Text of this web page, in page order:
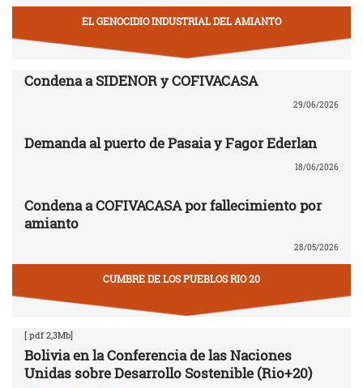
EL GENOCIDIO INDUSTRIAL DEL AMIANTO
Condena a SIDENOR y COFIVACASA
29/06/2026
Demanda al puerto de Pasaia y Fagor Ederlan
18/06/2026
Condena a COFIVACASA por fallecimiento por
amianto
28/05/2026
CUMBRE DE LOS PUEBLOS RIO 20
[.pdf 2,3Mb]
Bolivia en la Conferencia de las Naciones
Unidas sobre Desarrollo Sostenible (Rio+20)